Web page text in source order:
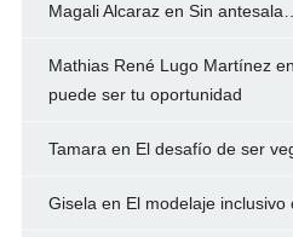
Magali Alcarazen Sin
Mathias René Lugo Martínezen
puede ser tu oportunidad
Tamaraen El desafío de ser
Giselaen El modelaje inclusivo